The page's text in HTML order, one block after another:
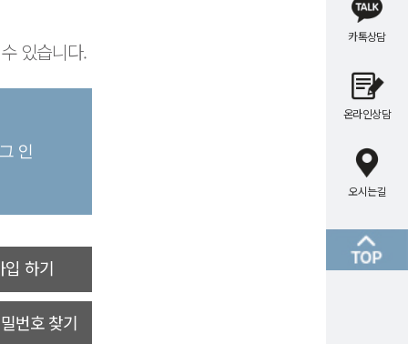
있습니다.
하기
번호 찾기
카톡상담
온라인상담
오시는길